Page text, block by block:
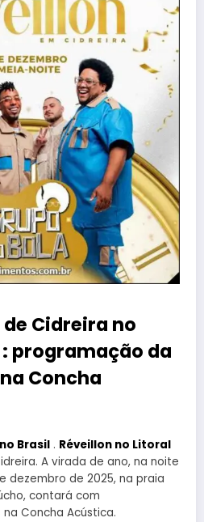
de Cidreira no
programação da
Concha
Brasil . Réveillon no Litoral
A virada de ano, na noite
dezembro de 2025, na praia
contará com
Concha Acústica.